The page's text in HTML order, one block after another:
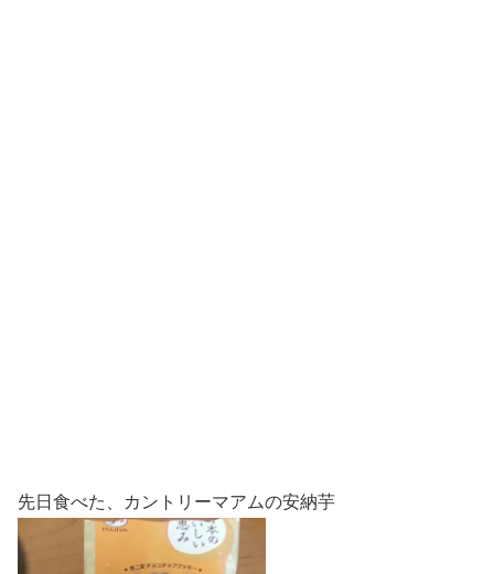
先日食べた、カントリーマアムの安納芋